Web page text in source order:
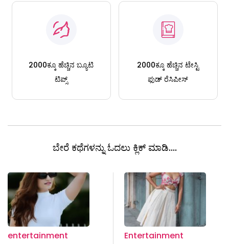
2000ಕ್ಕೂ ಹೆಚ್ಚಿನ ಬ್ಯೂಟಿ
ಟಿಪ್ಸ್
2000ಕ್ಕೂ ಹೆಚ್ಚಿನ ಟೇಸ್ಟಿ
ಫುಡ್ ರೆಸಿಪೀಸ್
ಬೇರೆ ಕಥೆಗಳನ್ನು ಓದಲು ಕ್ಲಿಕ್ ಮಾಡಿ....
entertainment
Entertainment